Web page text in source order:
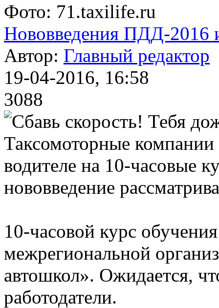
Фото: 71.taxilife.ru
Нововведения ПДД-2016
Автор: Главный редактор
19-04-2016, 16:58
3088
Таксомоторные компании
водителе на 10-часовые
нововведение
10-часовой курс
межрегиональной
автошкол». Ожидается,
работодатели.